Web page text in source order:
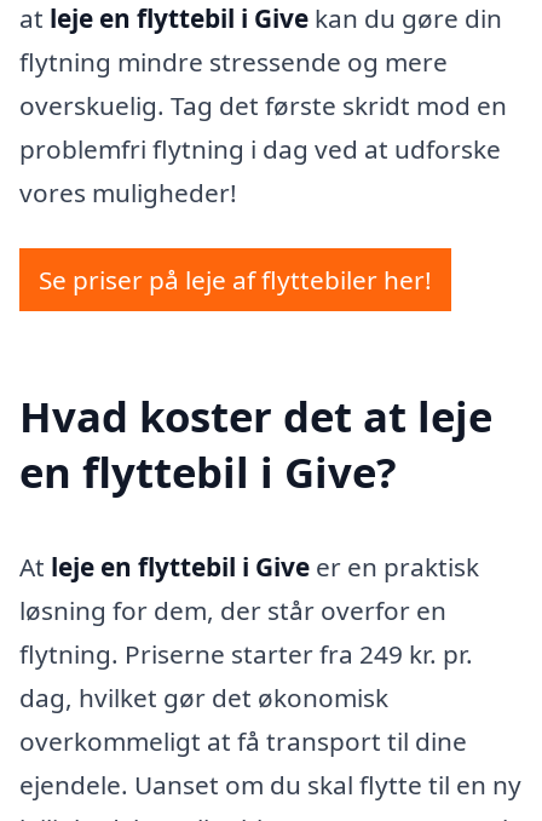
at leje en flyttebil i Give kan du gøre din
flytning mindre stressende og mere
overskuelig. Tag det første skridt mod en
problemfri flytning i dag ved at udforske
vores muligheder!
Se priser på leje af flyttebiler her!
Hvad koster det at leje
en flyttebil i Give?
At leje en flyttebil i Give er en praktisk
løsning for dem, der står overfor en
flytning. Priserne starter fra 249 kr. pr.
dag, hvilket gør det økonomisk
overkommeligt at få transport til dine
ejendele. Uanset om du skal flytte til en ny